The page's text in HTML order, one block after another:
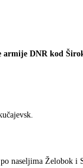
DNR kod
naseljima Želobok